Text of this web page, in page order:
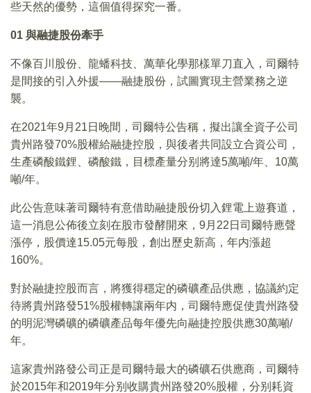
些天然的優勢，這個值得探究一番。
01 與融捷股份牽手
不像百川股份、龍蟠科技、萬華化學那樣單刀直入，司爾特
是間接的引入外援——融捷股份，試圖實現主營業務之逆
襲。
在2021年9月21日晚間，司爾特公告稱，擬出讓全資子公司
貴州路發70%股權給融捷控股，與後者共同設立合資公司，
生產磷酸鐵鋰、磷酸鐵，目標產量分别將達5萬噸/年、10萬
噸/年。
此公告意味著司爾特有意借助融捷股份切入鋰電上遊賽道，
這一消息公佈後立刻在股市發酵開來，9月22日司爾特應聲
漲停，股價達15.05元每股，創出歷史新高，年内漲超
160%。
對於融捷控股而言，將獲得穩定的磷礦產品供應，協議約定
待將貴州路發51%股權轉讓兩年内，司爾特應促使貴州路發
的明泥灣磷礦的磷礦產品每年優先向融捷控股供應30萬噸/
年。
這家貴州路發公司正是司爾特最大的磷礦石供應商，司爾特
於2015年和2019年分别收購貴州路發20%股權，分别耗資